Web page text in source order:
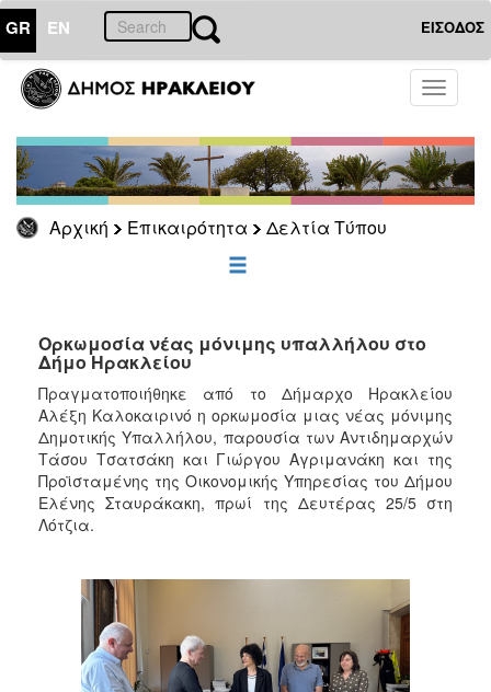
GR EN ΕΙΣΟΔΟΣ
Toggle
Αρχική Επικαιρότητα Δελτία Τύπου
ΕΠΙΚΑΙΡΟΤΗΤΑ
Τύπου
Αρχείο
ΕΠΙΣΚΕΠΤΗΣ
ΗΡΑΚΛΕΙΟ
Ορκωμοσία νέας μόνιμης υπαλλήλου στο
Δήμο Ηρακλείου
Πραγματοποιήθηκε από το Δήμαρχο Ηρακλείου
Αλέξη Καλοκαιρινό η ορκωμοσία μιας νέας μόνιμης
Δημοτικής Υπαλλήλου, παρουσία των Αντιδημαρχών
Τάσου Τσατσάκη και Γιώργου Αγριμανάκη και της
Προϊσταμένης της Οικονομικής Υπηρεσίας του Δήμου
Ελένης Σταυράκακη, πρωί της Δευτέρας 25/5 στη
Λότζια.